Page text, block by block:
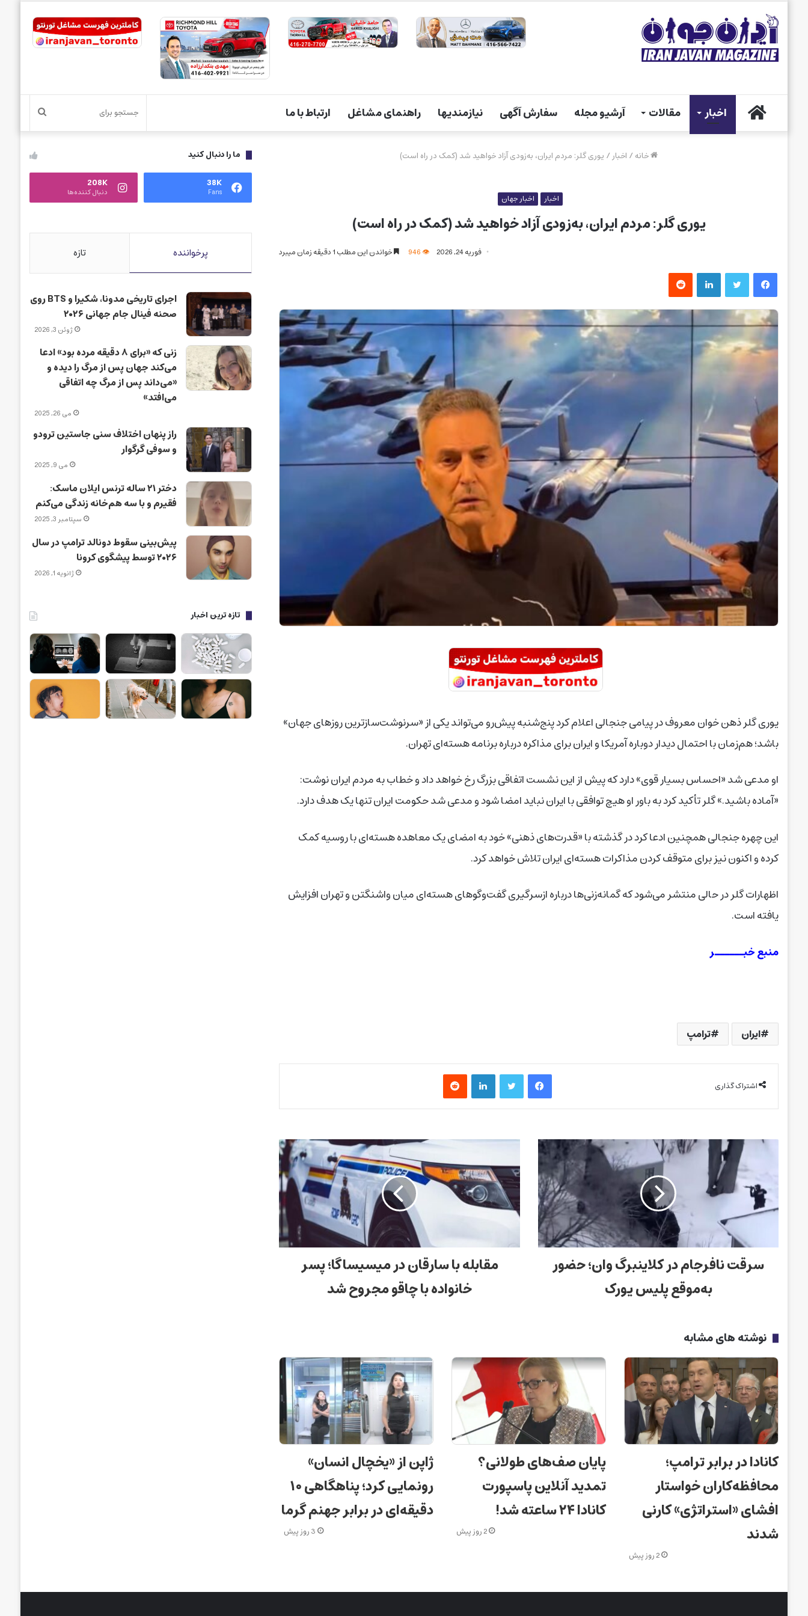
خانه اخبار مقالات آرشیو مجله سفارش آگهی نیازمندیها راهنمای مشاغل ارتباط با ما جستجو
برای خانه/ اخبار/ یوری گلر: مردم ایران، به‌زودی آزاد خواهید شد (کمک در راه است)
اخبار اخبار جهان
یوری گلر: مردم ایران، به‌زودی آزاد خواهید شد (کمک در راه است)
فوریه 24, 2026 خواندن این مطلب 1 دقیقه زمان میبرد
فیس بوک توییتر لینکدین‫رددیت
یوری گلر ذهن خوان معروف در پیامی جنجالی اعلام کرد پنج‌شنبه پیش‌رو می‌تواند یکی از «سرنوشت‌سازترین روزهای جهان»
باشد؛ هم‌زمان با احتمال دیدار دوباره آمریکا و ایران برای مذاکره درباره برنامه هسته‌ای تهران.
او مدعی شد «احساس بسیار قوی» دارد که پیش از این نشست اتفاقی بزرگ رخ خواهد داد و خطاب به مردم ایران نوشت:
«آماده باشید.» گلر تأکید کرد به باور او هیچ توافقی با ایران نباید امضا شود و مدعی شد حکومت ایران تنها یک هدف دارد.
این چهره جنجالی همچنین ادعا کرد در گذشته با «قدرت‌های ذهنی» خود به امضای یک معاهده هسته‌ای با روسیه کمک
کرده و اکنون نیز برای متوقف کردن مذاکرات هسته‌ای ایران تلاش خواهد کرد.
اظهارات گلر در حالی منتشر می‌شود که گمانه‌زنی‌ها درباره ازسرگیری گفت‌وگوهای هسته‌ای میان واشنگتن و تهران افزایش
یافته است.
منبع خبــــــر
ایران ترامپ
اشتراک گذاری
فیس بوک توییتر لینکدین‫رددیت
سرقت نافرجام در کلاینبرگ وان؛ حضور
به‌موقع پلیس یورک
مقابله با سارقان در میسیساگا؛ پسر
خانواده با چاقو مجروح شد
نوشته های مشابه
کانادا در برابر ترامپ؛
محافظه‌کاران خواستار
افشای «استراتژی» کارنی
شدند
2 روز پیش
پایان صف‌های طولانی؟
تمدید آنلاین پاسپورت
کانادا ۲۴ ساعته شد!
2 روز پیش
ژاپن از «یخچال انسان»
رونمایی کرد؛ پناهگاهی ۱۰
دقیقه‌ای در برابر جهنم گرما
3 روز پیش
ما را دنبال کنید
38K
Fans
208K
دنبال کننده‌ها
پرخواننده تازه
اجرای تاریخی مدونا، شکیرا و BTS روی
صحنه فینال جام جهانی ۲۰۲۶
ژوئن 3, 2026
زنی که «برای ۸ دقیقه مرده بود» ادعا
می‌کند جهان پس از مرگ را دیده و
«می‌داند پس از مرگ چه اتفاقی
می‌افتد»
می 26, 2025
راز پنهان اختلاف سنی جاستین ترودو
و سوفی گرگوار
می 9, 2025
دختر ۲۱ ساله ترنس ایلان ماسک:
فقیرم و با سه هم‌خانه زندگی می‌کنم
سپتامبر 3, 2025
پیش‌بینی سقوط دونالد ترامپ در سال
۲۰۲۶ توسط پیشگوی کرونا
ژانویه 1, 2026
تازه ترین اخبار